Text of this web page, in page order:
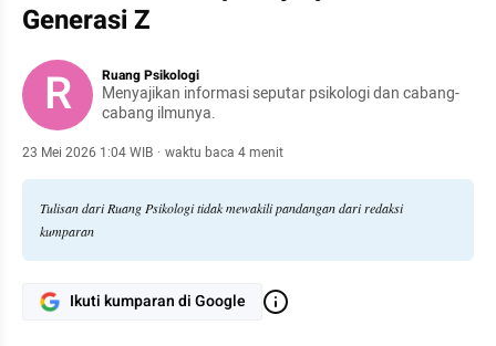
Generasi Z
R Ruang Psikologi
Menyajikan informasi seputar psikologi dan cabang-
cabang ilmunya.
23 Mei 2026 1:04 WIB · waktu baca 4 menit
Tulisan dari Ruang Psikologi tidak mewakili pandangan dari redaksi
kumparan
Ikuti kumparan di Google